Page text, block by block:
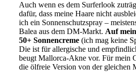
Auch wenn es dem Surferlook
dafür, dass meine Haare nicht
ich ein Sonnenschutzspray –
Balea aus dem DM-Markt. Auf
50+ Sonnencreme (ich mag keine
Die ist für allergische und
beugt Mallorca-Akne vor. Für mein
die ölfreie Version von der gleichen